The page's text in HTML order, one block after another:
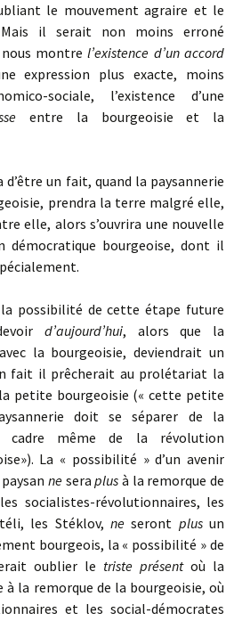
le mouvement agraire et le
Mais il serait non moins erroné
montrel’existence d’un accord
expression plus exacte, moins
sociale, l’existence d’une
entre la bourgeoisie et la
d’être un fait, quand la paysannerie
prendra la terre malgré elle,
elle, alors s’ouvrira une nouvelle
démocratique bourgeoise, dont il
possibilité de cette étape future
d’aujourd’hui, alors que la
avec la bourgeoisie, deviendrait un
fait il prêcherait au prolétariat la
la petite bourgeoisie (« cette petite
doit se séparer de la
cadre même de la révolution
La « possibilité » d’un avenir
ne seraplusà la remorque de
socialistes-révolutionnaires, les
les Stéklov, neseront plus un
bourgeois, la « possibilité » de
oublier le triste présent où la
à la remorque de la bourgeoisie, où
et les social-démocrates